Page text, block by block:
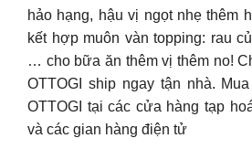
hảo hạng, hậu vị ngọt nhẹ thêm
kết hợp muôn vàn topping: rau
… cho bữa ăn thêm vị thêm no!
OTTOGI ship ngay tận nhà.
OTTOGI tại các cửa hàng tạp
và các gian hàng điện tử